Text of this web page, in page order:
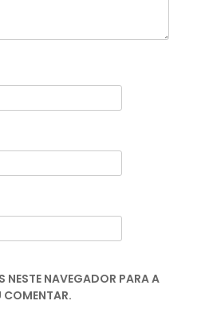
NESTE NAVEGADOR PARA A
COMENTAR.